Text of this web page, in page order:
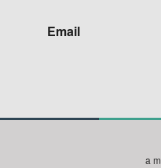
Email
a